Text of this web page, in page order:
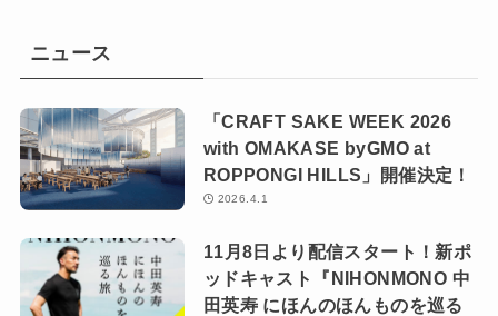
ニュース
「CRAFT SAKE WEEK 2026
with OMAKASE byGMO at
ROPPONGI HILLS」開催決定！
2026.4.1
11月8日より配信スタート！新ポ
ッドキャスト『NIHONMONO 中
田英寿 にほんのほんものを巡る